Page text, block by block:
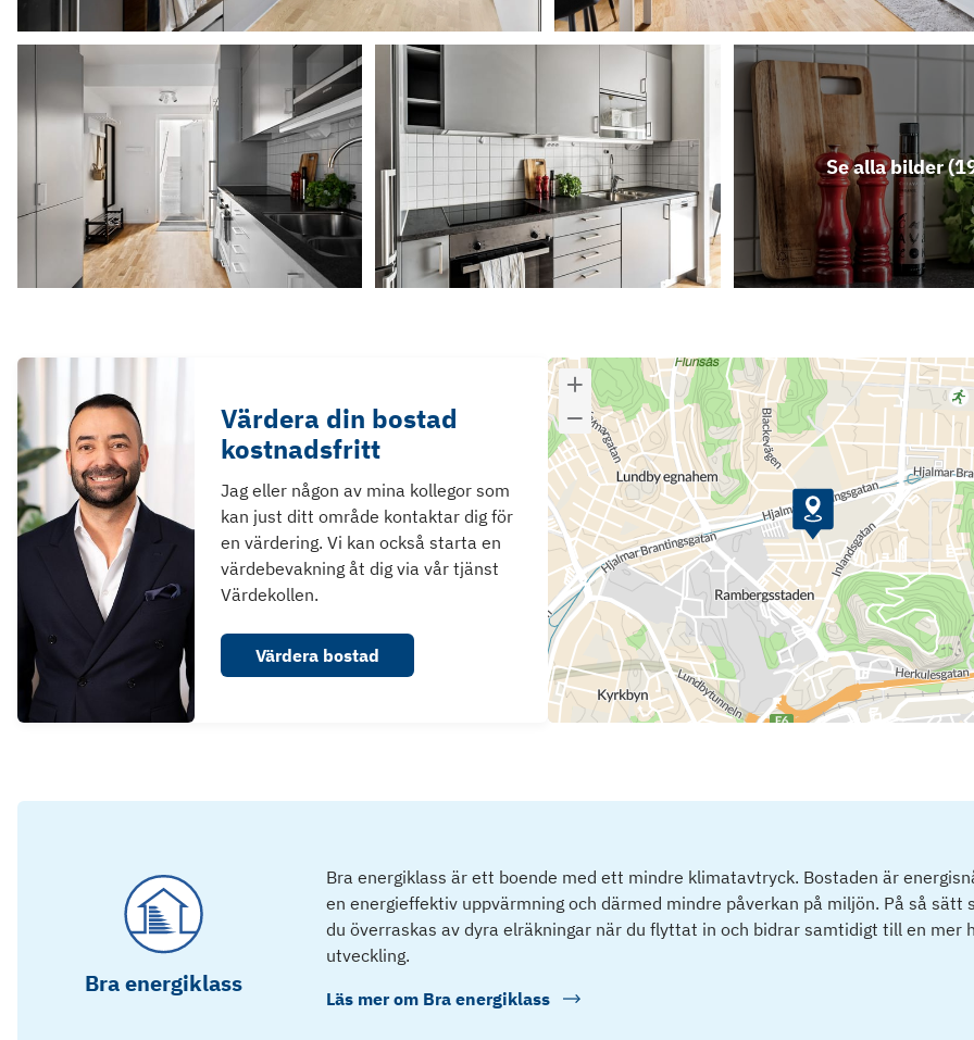
Se alla bilder (
Värdera din bostad
kostnadsfritt
Jag eller någon av mina kollegor som
kan just ditt område kontaktar dig för
en värdering. Vi kan också starta en
värdebevakning åt dig via vår tjänst
Värdekollen.
Värdera bostad
Bra energiklass
Bra energiklass är ett boende med ett mindre klimatavtryck. Bostaden är
en energieffektiv uppvärmning och därmed mindre påverkan på miljön. På så sätt
du överraskas av dyra elräkningar när du flyttat in och bidrar samtidigt till en mer
utveckling.
Läs mer om Bra energiklass